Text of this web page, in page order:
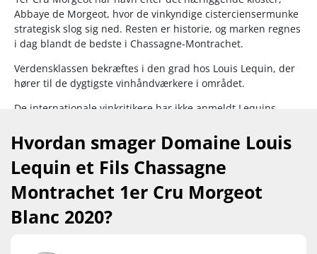
Abbaye de Morgeot, hvor de vinkyndige cisterciensermunke
strategisk slog sig ned. Resten er historie, og marken regnes
i dag blandt de bedste i Chassagne-Montrachet.
Verdensklassen bekræftes i den grad hos Louis Lequin, der
hører til de dygtigste vinhåndværkere i området.
De internationale vinkritikere har ikke anmeldt Lequins
minimal og efterspørgslen ekstra stor i 2020.
Vinen er fremstillet på Chardonnay fra mere end 40 år
gamle vinstokke, som i vid udstrækning dyrkes efter
økologiske og biodynamiske retningslinjer, dog uden
certificering.
Hvordan smager Domaine Louis
Lequin et Fils Chassagne
Montrachet 1er Cru Morgeot
Blanc 2020?